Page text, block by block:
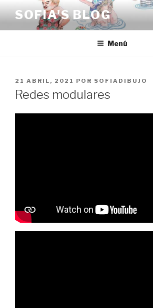
contenido
SOFIA'S BLOG
Menú
PUBLICADO
EL
21 ABRIL, 2021 POR SOFIADIBUJO
Redes modulares